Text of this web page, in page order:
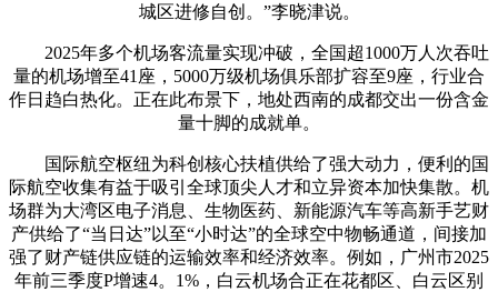
城区进修自创。”李晓津说。
2025年多个机场客流量实现冲破，全国超1000万人次吞吐
量的机场增至41座，5000万级机场俱乐部扩容至9座，行业合
作日趋白热化。正在此布景下，地处西南的成都交出一份含金
量十脚的成就单。
国际航空枢纽为科创核心扶植供给了强大动力，便利的国
际航空收集有益于吸引全球顶尖人才和立异资本加快集散。机
场群为大湾区电子消息、生物医药、新能源汽车等高新手艺财
产供给了“当日达”以至“小时达”的全球空中物畅通道，间接加
强了财产链供应链的运输效率和经济效率。例如，广州市2025
年前三季度P增速4。1%，白云机场合正在花都区、白云区别